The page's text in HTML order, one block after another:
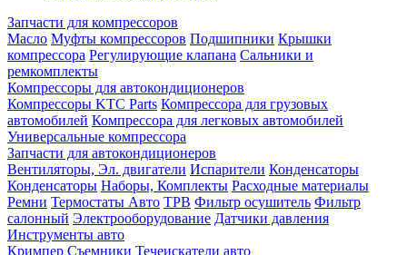
Запчасти для компрессоров
Масло Муфты компрессоров Подшипники Крышки
компрессора Регулирующие клапана Сальники и
ремкомплекты
Компрессоры для автокондиционеров
Компрессоры KTC Parts Компрессора для грузовых
автомобилей Компрессора для легковых автомобилей
Универсальные компрессора
Запчасти для автокондиционеров
Вентиляторы, Эл. двигатели Испарители Конденсаторы
Конденсаторы Наборы, Комплекты Расходные материалы
Ремни Термостаты Авто ТРВ Фильтр осушитель Фильтр
салонный Электрооборудование Датчики давления
Инструменты авто
Кримпер Съемники Течеискатели авто